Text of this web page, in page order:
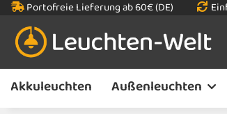
Portofreie Lieferung ab 60€ (DE)
Akkuleuchten Außenleuchten